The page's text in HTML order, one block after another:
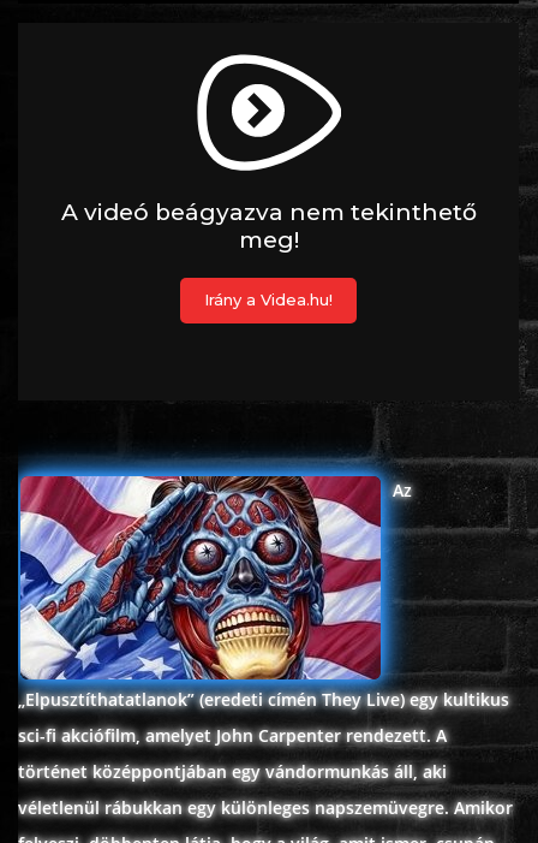
ÉLŐ ADÁSOK (LIVE)
SOROZAT
KARÁCSONYI FILMEK
PC-GAME
Az
„Elpusztíthatatlanok” (eredeti címén They Live) egy kultikus
sci-fi akciófilm, amelyet John Carpenter rendezett. A
történet középpontjában egy vándormunkás áll, aki
véletlenül rábukkan egy különleges napszemüvegre. Amikor